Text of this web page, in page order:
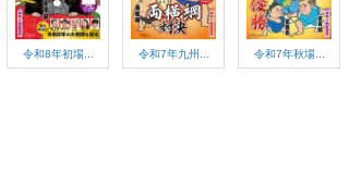
令和8年初場... 令和7年九州... 令和7年秋場...